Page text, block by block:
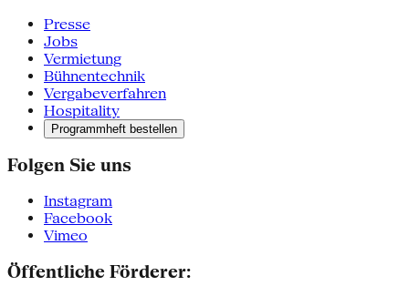
Presse
Jobs
Vermietung
Bühnentechnik
Vergabeverfahren
Hospitality
Programmheft bestellen
Folgen Sie uns
Instagram
Facebook
Vimeo
Öffentliche Förderer: